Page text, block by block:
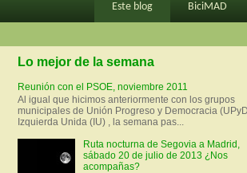
Este blog BiciMAD
Lo mejor de la semana
Reunión con el PSOE, noviembre 2011
Al igual que hicimos anteriormente con los grupos
municipales de Unión Progreso y Democracia
Izquierda Unida (IU) , la semana pas...
Ruta nocturna de Segovia a Madrid,
sábado 20 de julio de 2013 ¿Nos
acompañas?